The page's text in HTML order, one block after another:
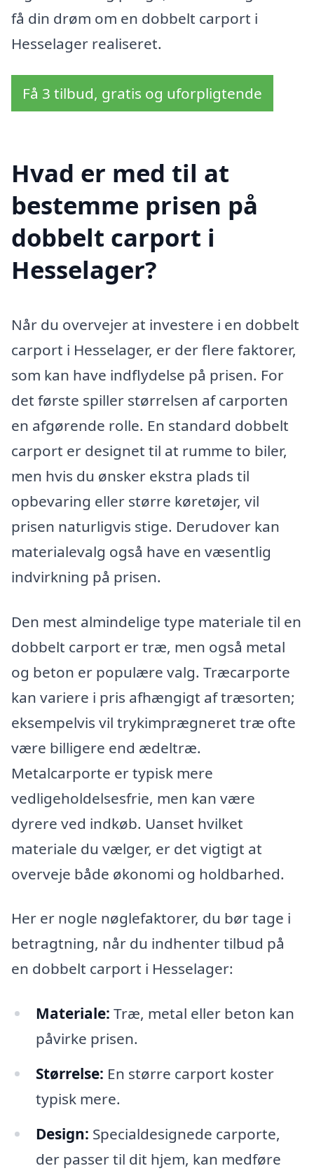
få din drøm om en dobbelt carport i
Hesselager realiseret.
Få 3 tilbud, gratis og uforpligtende
Hvad er med til at
bestemme prisen på
dobbelt carport i
Hesselager?
Når du overvejer at investere i en dobbelt
carport i Hesselager, er der flere faktorer,
som kan have indflydelse på prisen. For
det første spiller størrelsen af carporten
en afgørende rolle. En standard dobbelt
carport er designet til at rumme to biler,
men hvis du ønsker ekstra plads til
opbevaring eller større køretøjer, vil
prisen naturligvis stige. Derudover kan
materialevalg også have en væsentlig
indvirkning på prisen.
Den mest almindelige type materiale til en
dobbelt carport er træ, men også metal
og beton er populære valg. Træcarporte
kan variere i pris afhængigt af træsorten;
eksempelvis vil trykimprægneret træ ofte
være billigere end ædeltræ.
Metalcarporte er typisk mere
vedligeholdelsesfrie, men kan være
dyrere ved indkøb. Uanset hvilket
materiale du vælger, er det vigtigt at
overveje både økonomi og holdbarhed.
Her er nogle nøglefaktorer, du bør tage i
betragtning, når du indhenter tilbud på
en dobbelt carport i Hesselager:
Materiale: Træ, metal eller beton kan
påvirke prisen.
Størrelse: En større carport koster
typisk mere.
Design: Specialdesignede carporte,
der passer til dit hjem, kan medføre